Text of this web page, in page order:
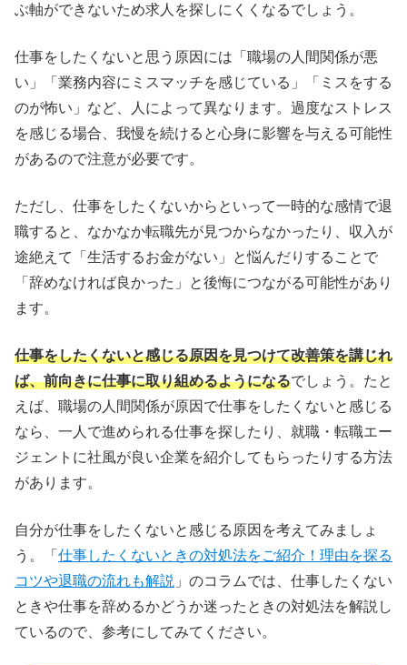
ぶ軸ができないため求人を探しにくくなるでしょう。
仕事をしたくないと思う原因には「職場の人間関係が悪
い」「業務内容にミスマッチを感じている」「ミスをする
のが怖い」など、人によって異なります。過度なストレス
を感じる場合、我慢を続けると心身に影響を与える可能性
があるので注意が必要です。
ただし、仕事をしたくないからといって一時的な感情で退
職すると、なかなか転職先が見つからなかったり、収入が
途絶えて「生活するお金がない」と悩んだりすることで
「辞めなければ良かった」と後悔につながる可能性があり
ます。
仕事をしたくないと感じる原因を見つけて改善策を講じれ
ば、前向きに仕事に取り組めるようになるでしょう。たと
えば、職場の人間関係が原因で仕事をしたくないと感じる
なら、一人で進められる仕事を探したり、就職・転職エー
ジェントに社風が良い企業を紹介してもらったりする方法
があります。
自分が仕事をしたくないと感じる原因を考えてみましょ
う。「 仕事したくないときの対処法をご紹介！理由を探る
コツや退職の流れも解説 」のコラムでは、仕事したくない
ときや仕事を辞めるかどうか迷ったときの対処法を解説し
ているので、参考にしてみてください。